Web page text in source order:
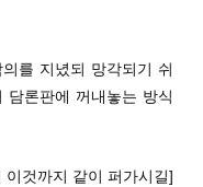
를 지녔되 망각되기 쉬
론판에 꺼내놓는 방식
것까지 같이 퍼가시길]